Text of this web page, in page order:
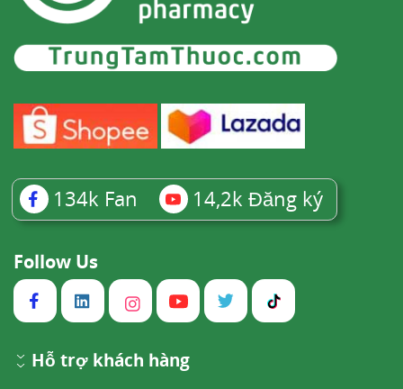
134k Fan 14,2k Đăng ký
Follow Us
Hỗ trợ khách hàng